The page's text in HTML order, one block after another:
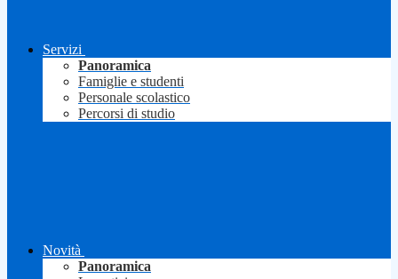
Servizi
Panoramica
Famiglie e studenti
Personale scolastico
Percorsi di studio
Novità
Panoramica